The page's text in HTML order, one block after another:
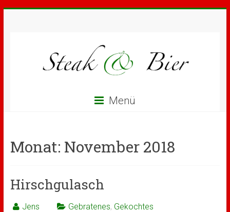
Menü
Monat: November 2018
Hirschgulasch
Jens Gebratenes, Gekochtes